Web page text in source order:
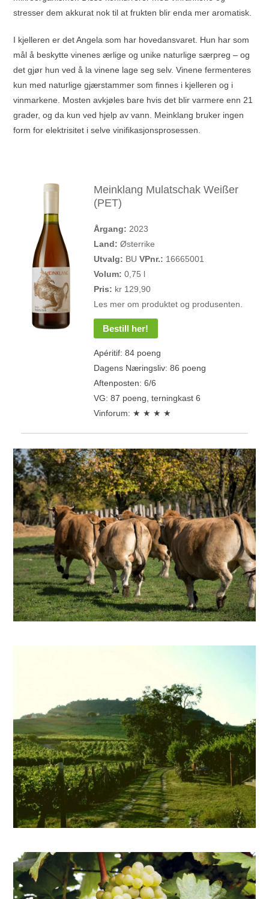
stresser dem akkurat nok til at frukten blir enda mer aromatisk.
I kjelleren er det Angela som har hovedansvaret. Hun har som
mål å beskytte vinenes ærlige og unike naturlige særpreg – og
det gjør hun ved å la vinene lage seg selv. Vinene fermenteres
kun med naturlige gjærstammer som finnes i kjelleren og i
vinmarkene. Mosten avkjøles bare hvis det blir varmere enn 21
grader, og da kun ved hjelp av vann. Meinklang bruker ingen
form for elektrisitet i selve vinifikasjonsprosessen.
Meinklang Mulatschak Weißer
(PET)
Årgang: 2023
Land: Østerrike
Utvalg: BU VPnr.: 16665001
Volum: 0,75 l
Pris: kr 129,90
Les mer om produktet og produsenten.
Bestill her!
Apéritif: 84 poeng
Dagens Næringsliv: 86 poeng
Aftenposten: 6/6
VG: 87 poeng, terningkast 6
Vinforum: ★ ★ ★ ★